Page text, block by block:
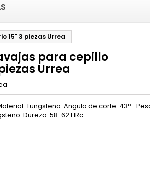
15" 3 piezas Urrea
para cepillo
Urrea
Tungsteno. Angulo de corte: 43° -
Dureza: 58-62 HRc.